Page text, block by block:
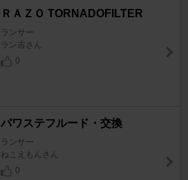
ＲＡＺＯ TORNADOFILTER
ランサー
ラン吉さん
0
パワステフルード・交換
ランサー
ねこえもんさん
0